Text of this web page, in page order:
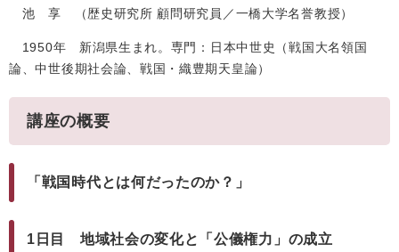
池 享 （歴史研究所 顧問研究員／一橋大学名誉教授）
1950年 新潟県生まれ。専門：日本中世史（戦国大名領国
論、中世後期社会論、戦国・織豊期天皇論）
講座の概要
「戦国時代とは何だったのか？」
1日目 地域社会の変化と「公儀権力」の成立